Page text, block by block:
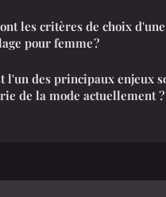
les critères de choix
pour femme ?
l'un des principaux enjeux
de la mode actuellement ?